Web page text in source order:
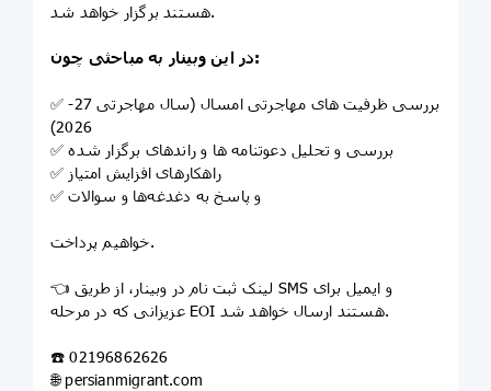
هستند برگزار خواهد شد.
در این وبینار به مباحثی چون:
✅ بررسی ظرفیت های مهاجرتی امسال (سال مهاجرتی 27-
2026)
✅ بررسی و تحلیل دعوتنامه ها و راندهای برگزار شده
✅ راهکارهای افزایش امتیاز
✅ و پاسخ به دغدغه‌ها و سوالات
خواهیم پرداخت.
👈 لینک ثبت نام در وبینار، از طریق SMS و ایمیل برای
عزیزانی که در مرحله EOI هستند ارسال خواهد شد.
☎️ 02196862626
🌐 persianmigrant.com